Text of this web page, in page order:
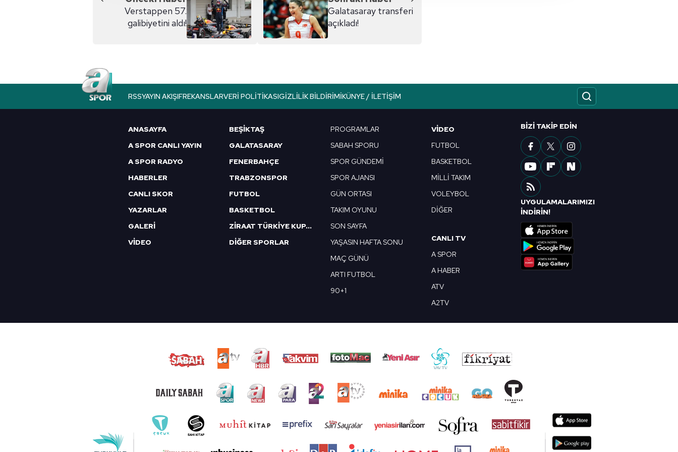
reklam/pazarlama faaliyetlerinin yapılması, amaçlarıyla sınırlı olarak açık rızanız dahilinde kullanılacaktır.
Çerezlere ilişkin tercihlerinizi aşağıda yer alan panel vasıtasıyla belirleyebilirsiniz. Çerezlere ilişkin detaylı bilgi için Ayarlar
butonuna tıklayabilir,Çerez Bilgilendirme Metnimiziziyaret edebilirsiniz.
Verstappen 57.
galibiyetini aldı!
Galatasaray transferi
açıkladı!
RSSYAYIN AKIŞIFREKANSLARVERI POLITIKASIGIZLILIK BILDIRIMIKÜNYE / İLETIŞIM
ANASAYFA
A SPOR CANLI YAYIN
A SPOR RADYO
HABERLER
CANLI SKOR
YAZARLAR
GALERİ
VİDEO
BEŞİKTAŞ
GALATASARAY
FENERBAHÇE
TRABZONSPOR
FUTBOL
BASKETBOL
ZİRAAT TÜRKİYE KUPASI
DİĞER SPORLAR
PROGRAMLAR
SABAH SPORU
SPOR GÜNDEMİ
SPOR AJANSI
GÜN ORTASI
TAKIM OYUNU
SON SAYFA
YAŞASIN HAFTA SONU
MAÇ GÜNÜ
ARTI FUTBOL
90+1
VIDEO
FUTBOL
BASKETBOL
MİLLİ TAKIM
VOLEYBOL
DİĞER
CANLI TV
A SPOR
A HABER
ATV
A2TV
BIZI TAKIP EDIN
UYGULAMALARIMIZI
İNDİRİN!